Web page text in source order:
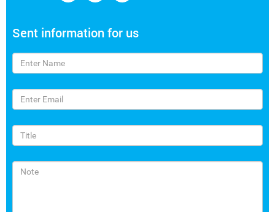
Sent information for us